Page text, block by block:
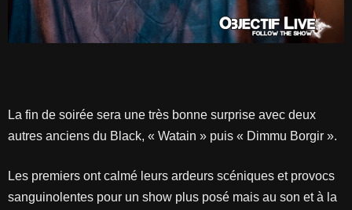
La fin de soirée sera une très bonne surprise avec deux
autres anciens du Black, « Watain » puis « Dimmu Borgir ».
Les premiers ont calmé leurs ardeurs scéniques et provocs
sanguinolentes pour un show plus posé mais au son et à la